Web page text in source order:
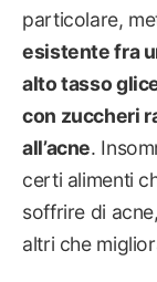
particolare,
esistente fra
alto tasso
con zuccheri
all’acne.
certi alimenti
soffrire di
altri che